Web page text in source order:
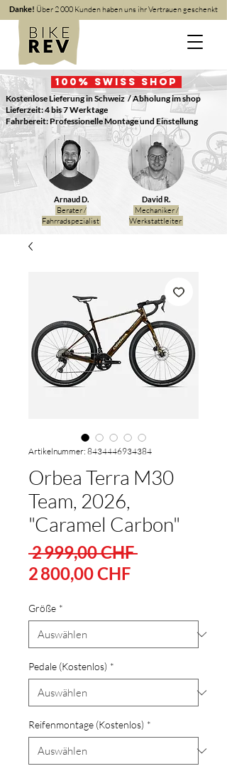
Danke! Über 2 000 Kunden haben uns ihr Vertrauen geschenkt
100 % Swiss Shop
Kostenlose Lieferung in Schweiz / Abholung im shop
Lieferzeit: 4 bis 7 Werktage
Fahrbereit: Professionelle Montage und Einstellung
Arnaud D.
Berater /
Fahrradspezialist
David R.
Mechaniker /
Werkstattleiter
Artikelnummer: 8434446934384
Orbea Terra M30
Team, 2026,
"Caramel Carbon"
2 999,00 CHF
2 800,00 CHFSale-
Größe *
Pedale (Kostenlos) *
Reifenmontage (Kostenlos) *